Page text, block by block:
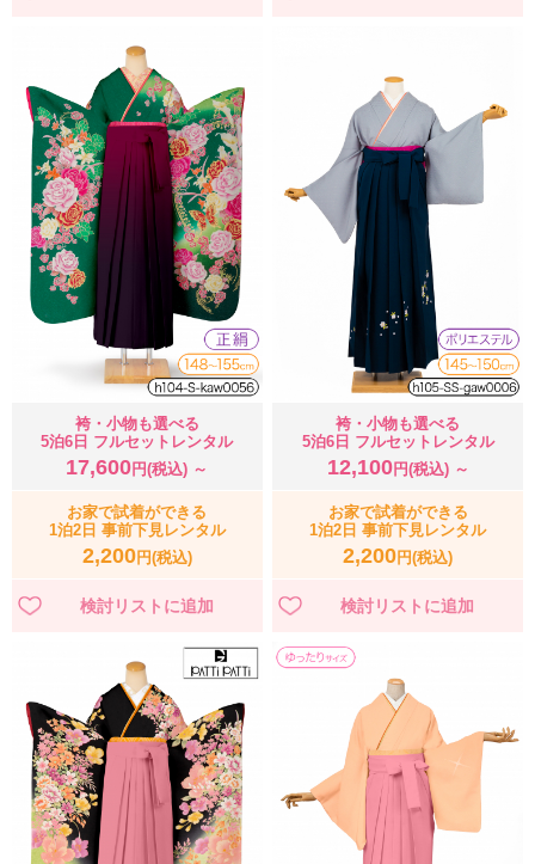
袴・小物も選べる
5泊6日 フルセットレンタル
17,600 円(税込) ～
お家で試着ができる
1泊2日 事前下見レンタル
2,200円(税込)
袴・小物も選べる
5泊6日 フルセットレンタル
12,100円(税込) ～
お家で試着ができる
1泊2日 事前下見レンタル
2,200円(税込)